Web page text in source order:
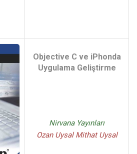
Objective C ve iPhonda
Uygulama Geliştirme
Nirvana Yayınları
Ozan Uysal Mithat Uysal